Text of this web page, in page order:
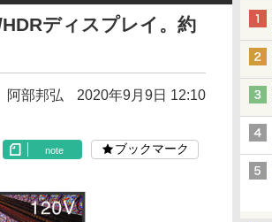
ディスプレイ。約
阿部邦弘 2020年9月9日 12:10
note ブックマーク